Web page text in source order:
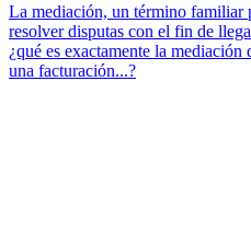
La mediación, un término familiar
resolver disputas con el fin de
¿qué es exactamente la
una facturación...?